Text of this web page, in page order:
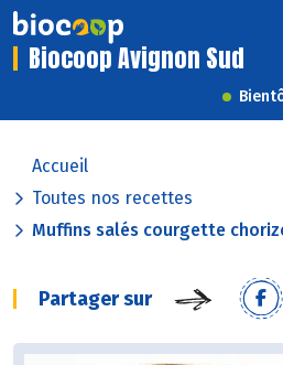
Biocoop Avignon Sud
Accueil
Toutes nos recettes
Muffins salés courgette
Partager sur